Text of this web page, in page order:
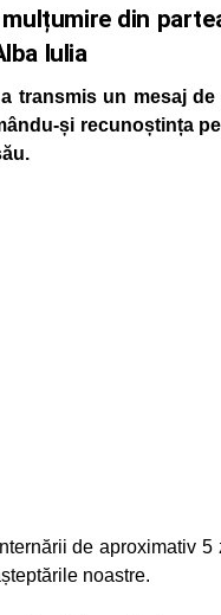
din
Iulia
transmis un mesaj
și recunoștința
de aproximativ
noastre.